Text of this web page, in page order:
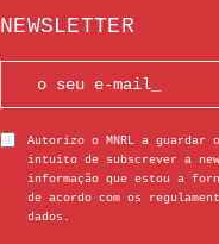
NEWSLETTER
Autorizo o MNRL a guardar
intuito de subscrever a
informação que estou a
de acordo com os
dados.